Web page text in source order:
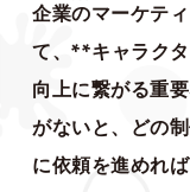
企業のマーケテ
て、**キャラク
向上に繋がる重
がないと、どの
に依頼を進めれ